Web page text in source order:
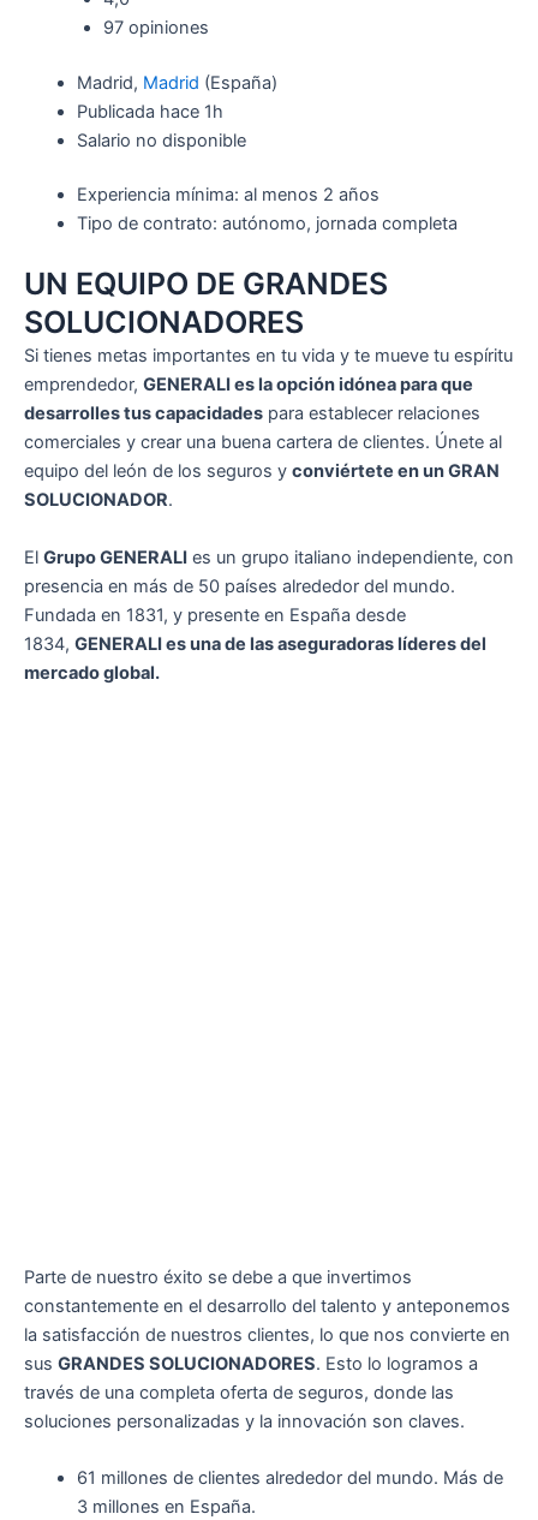
97 opiniones
Madrid, Madrid (España)
Publicada hace 1h
Salario no disponible
Experiencia mínima: al menos 2 años
Tipo de contrato: autónomo, jornada completa
UN EQUIPO DE GRANDES
SOLUCIONADORES
Si tienes metas importantes en tu vida y te mueve tu espíritu
emprendedor, GENERALI es la opción idónea para que
desarrolles tus capacidades para establecer relaciones
comerciales y crear una buena cartera de clientes. Únete al
equipo del león de los seguros y conviértete en un GRAN
SOLUCIONADOR.
El Grupo GENERALI es un grupo italiano independiente, con
presencia en más de 50 países alrededor del mundo.
Fundada en 1831, y presente en España desde
1834, GENERALI es una de las aseguradoras líderes del
mercado global.
Parte de nuestro éxito se debe a que invertimos
constantemente en el desarrollo del talento y anteponemos
la satisfacción de nuestros clientes, lo que nos convierte en
sus GRANDES SOLUCIONADORES. Esto lo logramos a
través de una completa oferta de seguros, donde las
soluciones personalizadas y la innovación son claves.
61 millones de clientes alrededor del mundo. Más de
3 millones en España.